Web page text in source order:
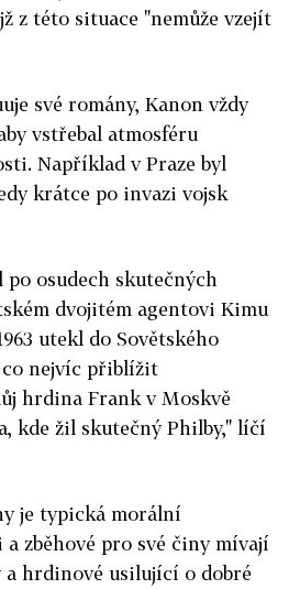
z této situace "nemůže vzejít
své romány, Kanon vždy
vstřebal atmosféru
Například v Praze byl
krátce po invazi vojsk
po osudech skutečných
dvojitém agentovi Kimu
utekl do Sovětského
co nejvíc přiblížit
hrdina Frank v Moskvě
kde žil skutečný Philby," líčí
je typická morální
zběhové pro své činy mívají
hrdinové usilující o dobré